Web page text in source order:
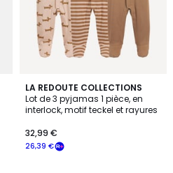
LA REDOUTE COLLECTIONS
Lot de 3 pyjamas 1 pièce, en
interlock, motif teckel et rayures
26,39 €
32,99 €